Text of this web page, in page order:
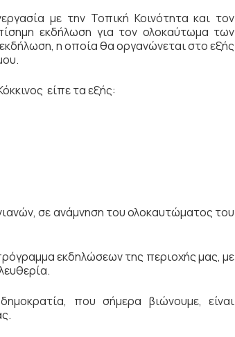
με την Τοπική Κοινότητα και τον
εκδήλωση για τον ολοκαύτωμα των
η οποία θα οργανώνεται στο εξής
είπε τα εξής:
σε ανάμνηση του ολοκαυτώματος του
εκδηλώσεων της περιοχής μας, με
που σήμερα βιώνουμε, είναι